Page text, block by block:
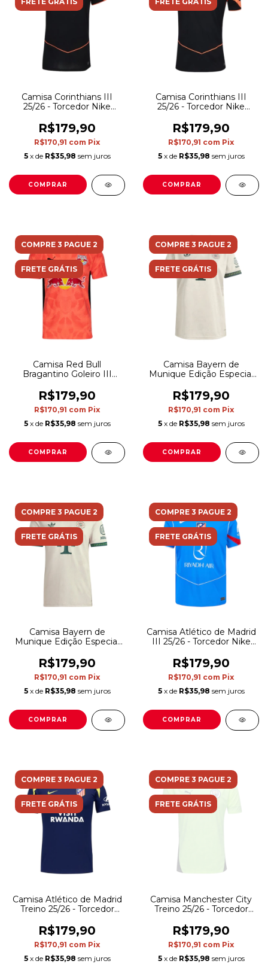
Camisa Corinthians III
25/26 - Torcedor Nike
R$179,90
R$170,91 com Pix
5 x de R$35,98 sem juros
COMPRAR
Camisa Corinthians III
25/26 - Torcedor Nike
R$179,90
R$170,91 com Pix
5 x de R$35,98 sem juros
COMPRAR
COMPRE 3 PAGUE 2
FRETE GRÁTIS
Camisa Red Bull
Bragantino Goleiro III
Masculina - Laranja
R$179,90
R$170,91 com Pix
5 x de R$35,98 sem juros
COMPRAR
COMPRE 3 PAGUE 2
FRETE GRÁTIS
Camisa Bayern de
Munique Edição Especial
Torcedor Adidas Feminina
- Bege e verde
R$179,90
R$170,91 com Pix
5 x de R$35,98 sem juros
COMPRAR
COMPRE 3 PAGUE 2
FRETE GRÁTIS
Camisa Bayern de
Munique Edição Especial
Torcedor Adidas Masculina
- Bege e verde
R$179,90
R$170,91 com Pix
5 x de R$35,98 sem juros
COMPRAR
COMPRE 3 PAGUE 2
FRETE GRÁTIS
Camisa Atlético de Madrid
III 25/26 - Torcedor Nike
vermelha
R$179,90
R$170,91 com Pix
5 x de R$35,98 sem juros
COMPRAR
COMPRE 3 PAGUE 2
FRETE GRÁTIS
Camisa Atlético de Madrid
Treino 25/26 - Torcedor
amarela
R$179,90
R$170,91 com Pix
5 x de R$35,98 sem juros
COMPRE 3 PAGUE 2
FRETE GRÁTIS
Camisa Manchester City
Treino 25/26 - Torcedor
R$179,90
R$170,91 com Pix
5 x de R$35,98 sem juros